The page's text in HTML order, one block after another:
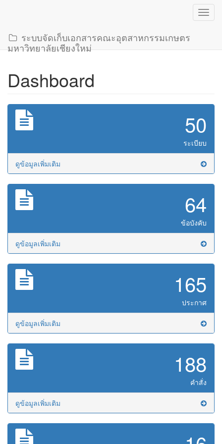
ระบบจัดเก็บเอกสารคณะอุตสาหกรรมเกษตร
มหาวิทยาลัยเชียงใหม่
Dashboard
50
ระเบียบ
ดูข้อมูลเพิ่มเติม
64
ข้อบังคับ
ดูข้อมูลเพิ่มเติม
165
ประกาศ
ดูข้อมูลเพิ่มเติม
188
คำสั่ง
ดูข้อมูลเพิ่มเติม